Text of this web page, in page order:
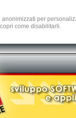
per
come disabilitarli.